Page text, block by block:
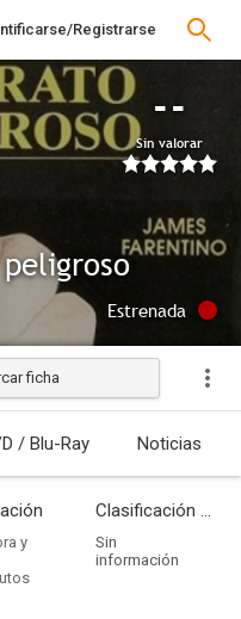
Registrarse
--
Sin valorar
Estrenada
ficha
/ Blu-Ray Noticias
y
Clasificación por edades
Sin
información